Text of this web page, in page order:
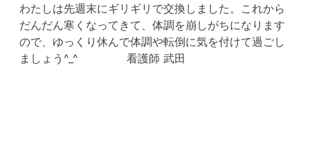
わたしは先週末にギリギリで交換しました。これから
だんだん寒くなってきて、体調を崩しがちになります
ので、ゆっくり休んで体調や転倒に気を付けて過ごし
ましょう^_^ 看護師 武田